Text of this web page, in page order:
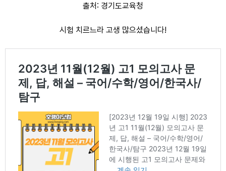
출처: 경기도교육청
시험 치르느라 고생 많으셨습니다!